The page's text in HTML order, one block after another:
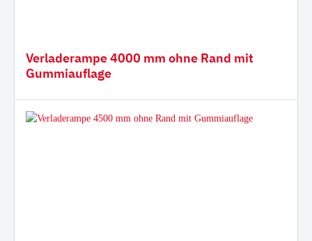
Verladerampe 4000 mm ohne Rand mit
Gummiauflage